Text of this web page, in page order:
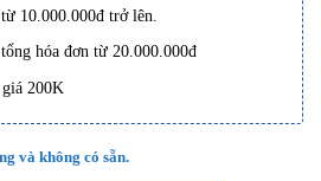
10.000.000đ trở lên.
hóa đơn từ 20.000.000đ
200K
và không có sẵn.